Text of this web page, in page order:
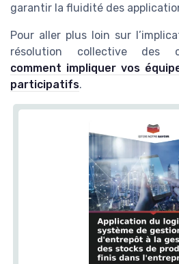
garantir la fluidité des
Pour aller plus loin sur
résolution collective des
comment impliquer vos
participatifs.